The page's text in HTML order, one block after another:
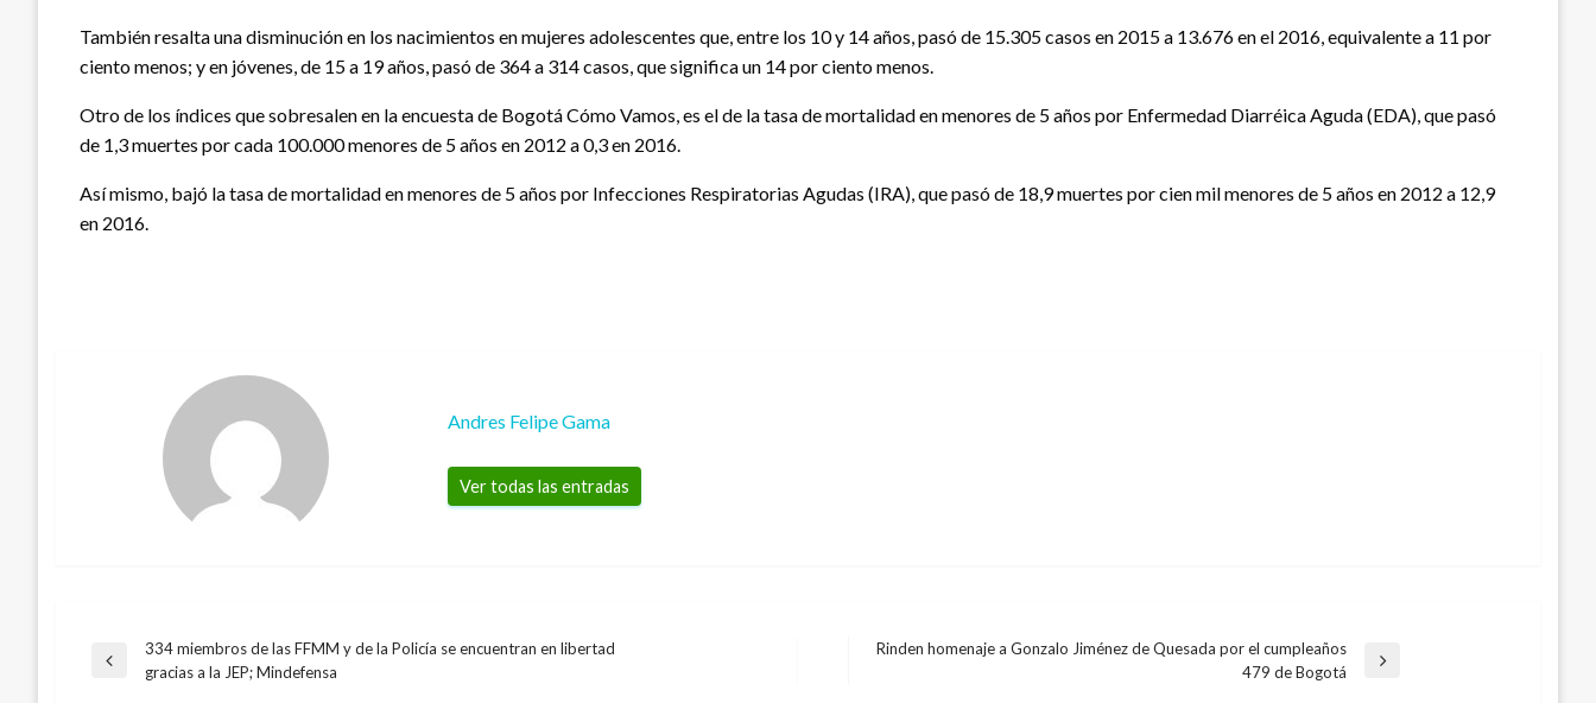
También resalta una disminución en los nacimientos en mujeres adolescentes que, entre los 10 y 14 años, pasó de 15.305 casos en 2015 a 13.676 en el 2016, equivalente a 11 por
ciento menos; y en jóvenes, de 15 a 19 años, pasó de 364 a 314 casos, que significa un 14 por ciento menos.
Otro de los índices que sobresalen en la encuesta de Bogotá Cómo Vamos, es el de la tasa de mortalidad en menores de 5 años por Enfermedad Diarréica Aguda (EDA), que pasó
de 1,3 muertes por cada 100.000 menores de 5 años en 2012 a 0,3 en 2016.
Así mismo, bajó la tasa de mortalidad en menores de 5 años por Infecciones Respiratorias Agudas (IRA), que pasó de 18,9 muertes por cien mil menores de 5 años en 2012 a 12,9
en 2016.
Andres Felipe Gama
Ver todas las entradas
Navegación
Entrada
334 miembros de las FFMM y de la Policía se encuentran en libertad
gracias a la JEP; Mindefensa
Rinden homenaje a Gonzalo Jiménez de Quesada por el cumpleaños
479 de Bogotá